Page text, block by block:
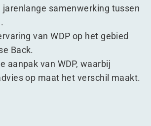
jarenlange samenwerking tussen
van WDP op het gebied
Back.
aanpak van WDP, waarbij
op maat het verschil maakt.